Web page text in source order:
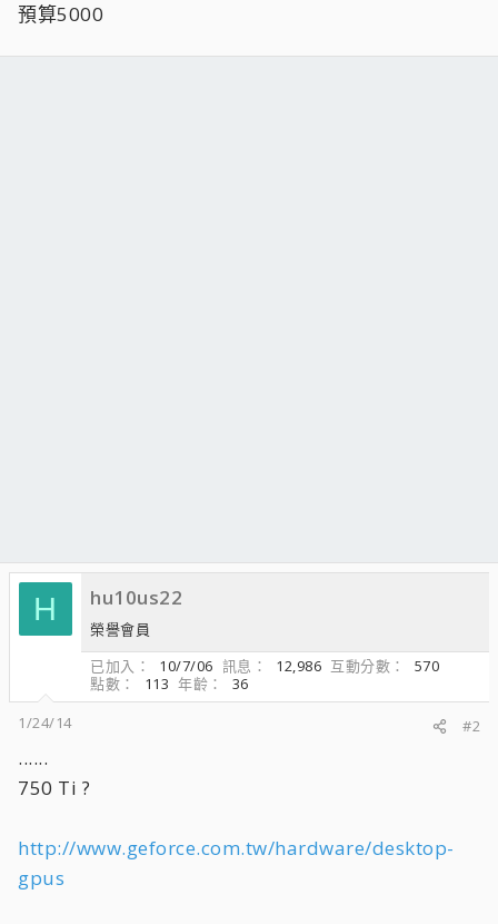
預算5000
H hu10us22
榮譽會員
已加入
10/7/06 訊息 12,986 互動分數
570
點數
113 年齡
36
1/24/14
#2
......
750 Ti ?
http://www.geforce.com.tw/hardware/desktop-
gpus